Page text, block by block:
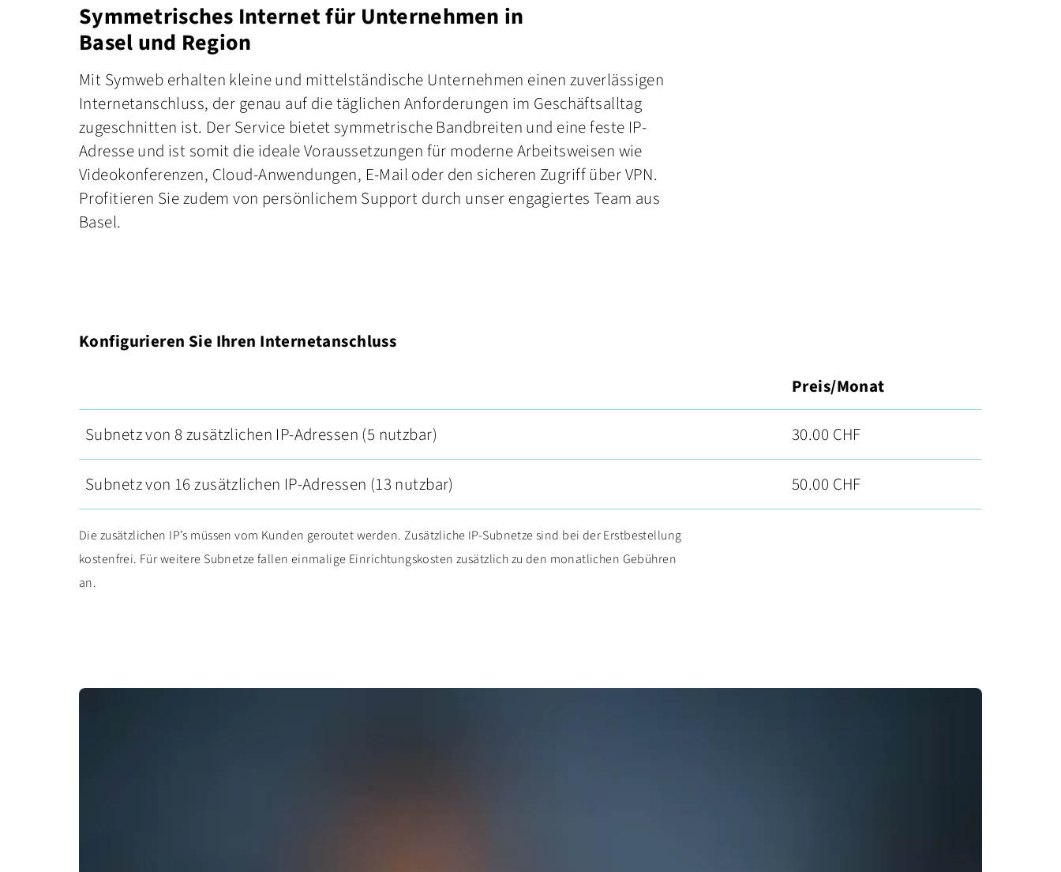
Symmetrisches Internet für Unternehmen in
Basel und Region
Mit Symweb erhalten kleine und mittelständische Unternehmen einen zuverlässigen
Internetanschluss, der genau auf die täglichen Anforderungen im Geschäftsalltag
zugeschnitten ist. Der Service bietet symmetrische Bandbreiten und eine feste IP-
Adresse und ist somit die ideale Voraussetzungen für moderne Arbeitsweisen wie
Videokonferenzen, Cloud-Anwendungen, E-Mail oder den sicheren Zugriff über VPN.
Profitieren Sie zudem von persönlichem Support durch unser engagiertes Team aus
Basel.
Konfigurieren Sie Ihren Internetanschluss
Preis/Monat
Subnetz von 8 zusätzlichen IP-Adressen (5 nutzbar) 30.00 CHF
Subnetz von 16 zusätzlichen IP-Adressen (13 nutzbar) 50.00 CHF
Die zusätzlichen IP’s müssen vom Kunden geroutet werden. Zusätzliche IP-Subnetze sind bei der Erstbestellung
kostenfrei. Für weitere Subnetze fallen einmalige Einrichtungskosten zusätzlich zu den monatlichen Gebühren
an.